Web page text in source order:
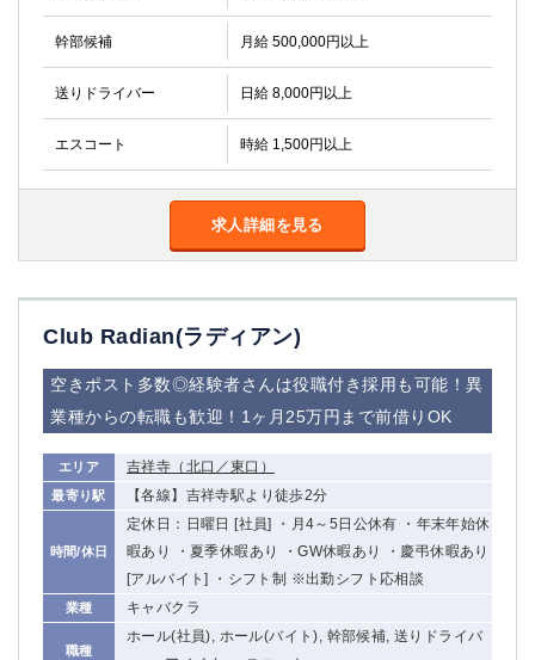
幹部候補 月給 500,000円以上
送りドライバー 日給 8,000円以上
エスコート 時給 1,500円以上
求人詳細を見る
Club Radian(ラディアン)
空きポスト多数◎経験者さんは役職付き採用も可能！異
業種からの転職も歓迎！1ヶ月25万円まで前借りOK
エリア 吉祥寺（北口／東口）
最寄り駅 【各線】吉祥寺駅より徒歩2分
時間/休日
定休日：日曜日 [社員] ・月4～5日公休有 ・年末年始休
暇あり ・夏季休暇あり ・GW休暇あり ・慶弔休暇あり
[アルバイト] ・シフト制 ※出勤シフト応相談
業種 キャバクラ
職種
ホール(社員), ホール(バイト), 幹部候補, 送りドライバ